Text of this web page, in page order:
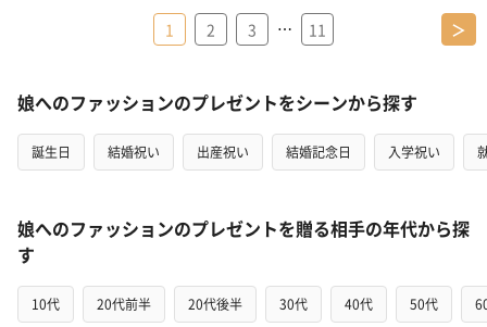
1 2 3 … 11 ＞
娘へのファッションのプレゼントをシーンから探す
誕生日 結婚祝い 出産祝い 結婚記念日 入学祝い
娘へのファッションのプレゼントを贈る相手の年代から探
す
10代 20代前半 20代後半 30代 40代 50代